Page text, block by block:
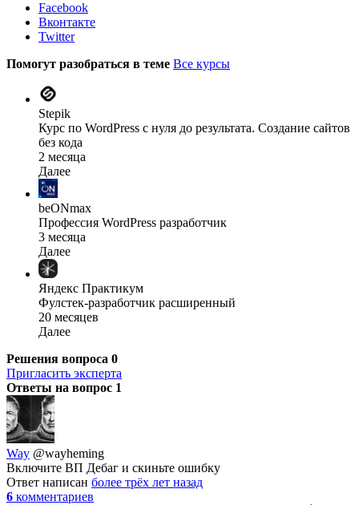
Facebook
Вконтакте
Twitter
Помогут разобраться в теме Все курсы
Stepik
Курс по WordPress с нуля до результата. Создание сайтов
без кода
2 месяца
Далее
beONmax
Профессия WordPress разработчик
3 месяца
Далее
Яндекс Практикум
Фулстек-разработчик расширенный
20 месяцев
Далее
Решения вопроса 0
Пригласить эксперта
Ответы на вопрос 1
Way @wayheming
Включите ВП Дебаг и скиньте ошибку
Ответ написан более трёх лет назад
6 комментариев